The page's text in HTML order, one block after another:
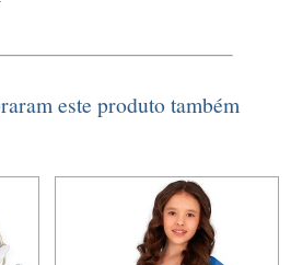
este produto também